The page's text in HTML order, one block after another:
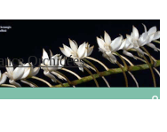
Orchidées